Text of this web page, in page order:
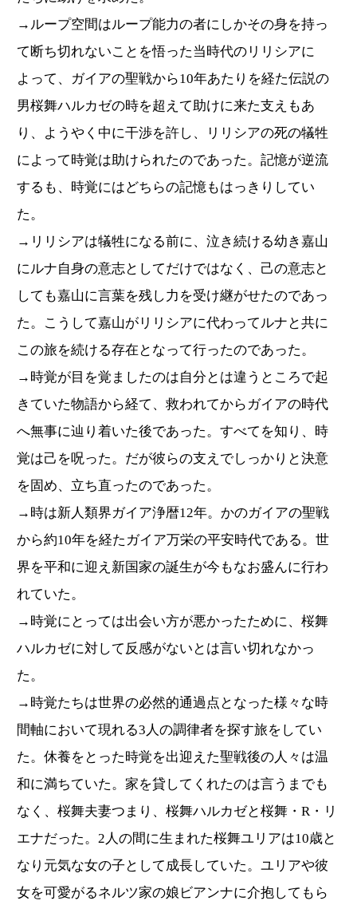
→ループ空間はループ能力の者にしかその身を持っ
て断ち切れないことを悟った当時代のリリシアに
よって、ガイアの聖戦から10年あたりを経た伝説の
男桜舞ハルカゼの時を超えて助けに来た支えもあ
り、ようやく中に干渉を許し、リリシアの死の犠牲
によって時覚は助けられたのであった。記憶が逆流
するも、時覚にはどちらの記憶もはっきりしてい
た。
→リリシアは犠牲になる前に、泣き続ける幼き嘉山
にルナ自身の意志としてだけではなく、己の意志と
しても嘉山に言葉を残し力を受け継がせたのであっ
た。こうして嘉山がリリシアに代わってルナと共に
この旅を続ける存在となって行ったのであった。
→時覚が目を覚ましたのは自分とは違うところで起
きていた物語から経て、救われてからガイアの時代
へ無事に辿り着いた後であった。すべてを知り、時
覚は己を呪った。だが彼らの支えでしっかりと決意
を固め、立ち直ったのであった。
→時は新人類界ガイア浄暦12年。かのガイアの聖戦
から約10年を経たガイア万栄の平安時代である。世
界を平和に迎え新国家の誕生が今もなお盛んに行わ
れていた。
→時覚にとっては出会い方が悪かったために、桜舞
ハルカゼに対して反感がないとは言い切れなかっ
た。
→時覚たちは世界の必然的通過点となった様々な時
間軸において現れる3人の調律者を探す旅をしてい
た。休養をとった時覚を出迎えた聖戦後の人々は温
和に満ちていた。家を貸してくれたのは言うまでも
なく、桜舞夫妻つまり、桜舞ハルカゼと桜舞・R・リ
エナだった。2人の間に生まれた桜舞ユリアは10歳と
なり元気な女の子として成長していた。ユリアや彼
女を可愛がるネルツ家の娘ビアンナに介抱してもら